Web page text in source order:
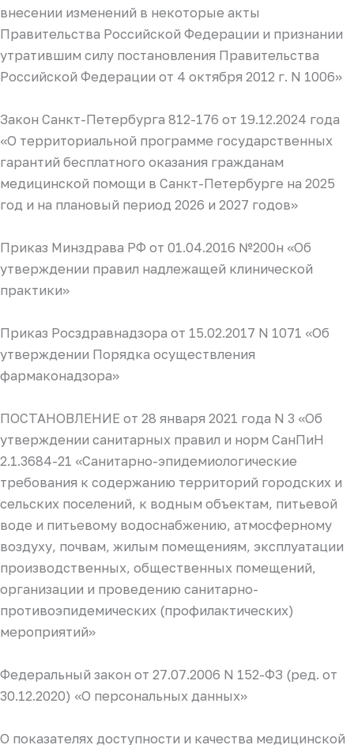
внесении изменений в некоторые акты
Правительства Российской Федерации и признании
утратившим силу постановления Правительства
Российской Федерации от 4 октября 2012 г. N 1006»
Закон Санкт-Петербурга 812-176 от 19.12.2024 года
«О территориальной программе государственных
гарантий бесплатного оказания гражданам
медицинской помощи в Санкт-Петербурге на 2025
год и на плановый период 2026 и 2027 годов»
Приказ Минздрава РФ от 01.04.2016 №200н «Об
утверждении правил надлежащей клинической
практики»
Приказ Росздравнадзора от 15.02.2017 N 1071 «Об
утверждении Порядка осуществления
фармаконадзора»
ПОСТАНОВЛЕНИЕ от 28 января 2021 года N 3 «Об
утверждении санитарных правил и норм СанПиН
2.1.3684-21 «Санитарно-эпидемиологические
требования к содержанию территорий городских и
сельских поселений, к водным объектам, питьевой
воде и питьевому водоснабжению, атмосферному
воздуху, почвам, жилым помещениям, эксплуатации
производственных, общественных помещений,
организации и проведению санитарно-
противоэпидемических (профилактических)
мероприятий»
Федеральный закон от 27.07.2006 N 152-ФЗ (ред. от
30.12.2020) «О персональных данных»
О показателях доступности и качества медицинской